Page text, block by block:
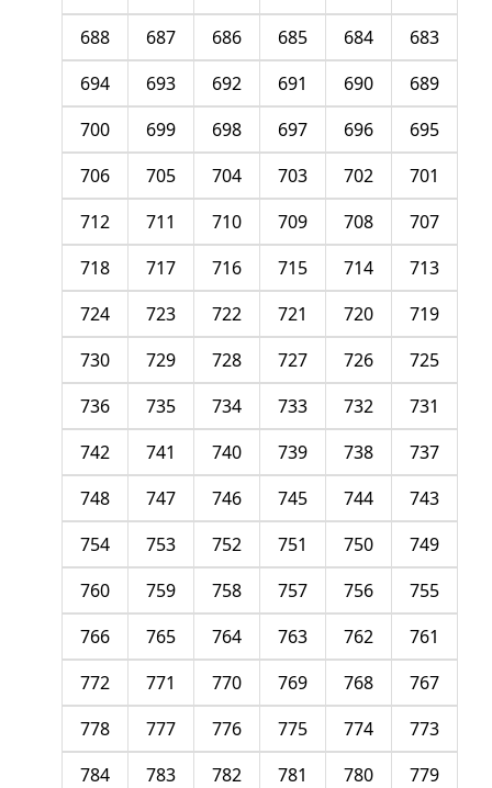
683
684
685
686
687
688
689
690
691
692
693
694
695
696
697
698
699
700
701
702
703
704
705
706
707
708
709
710
711
712
713
714
715
716
717
718
719
720
721
722
723
724
725
726
727
728
729
730
731
732
733
734
735
736
737
738
739
740
741
742
743
744
745
746
747
748
749
750
751
752
753
754
755
756
757
758
759
760
761
762
763
764
765
766
767
768
769
770
771
772
773
774
775
776
777
778
779
780
781
782
783
784